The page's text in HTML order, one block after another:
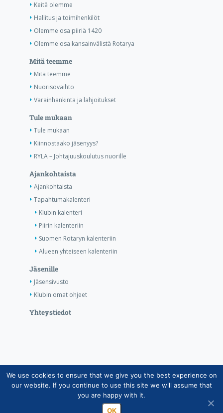
Keitä olemme
Hallitus ja toimihenkilöt
Olemme osa piiriä 1420
Olemme osa kansainvälistä Rotarya
Mitä teemme
Mitä teemme
Nuorisovaihto
Varainhankinta ja lahjoitukset
Tule mukaan
Tule mukaan
Kiinnostaako jäsenyys?
RYLA – Johtajuuskoulutus nuorille
Ajankohtaista
Ajankohtaista
Tapahtumakalenteri
Klubin kalenteri
Piirin kalenteriin
Suomen Rotaryn kalenteriin
Alueen yhteiseen kalenteriin
Jäsenille
Jäsensivusto
Klubin omat ohjeet
Yhteystiedot
Copyright © Suomen Rotarypalvelu ry 2026 |
Jäsentietojärjestelmän tietosuojaseloste| Henkilötietojen
käsittely Rotarytoiminnassa
We use cookies to ensure that we give you the best experience on
our website. If you continue to use this site we will assume that
you are happy with it.
OK